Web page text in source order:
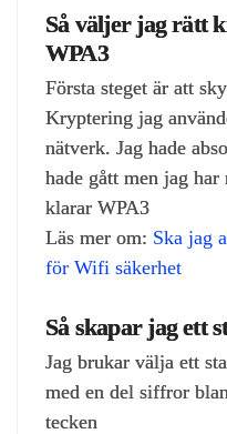
Så väljer jag rätt
WPA3
Första steget är att
Kryptering jag
nätverk. Jag hade
hade gått men jag
klarar WPA3
Läs mer om: Ska jag
för Wifi säkerhet
Så skapar jag ett
Jag brukar välja ett
med en del siffror
tecken